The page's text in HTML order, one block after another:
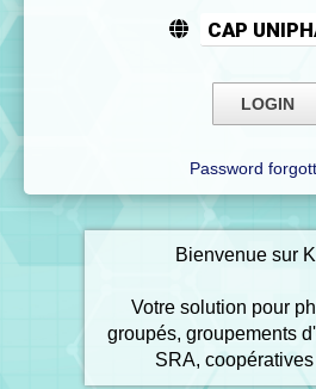
CAP
Password
Bienvenue sur
Votre solution pour
groupés, groupements
SRA,